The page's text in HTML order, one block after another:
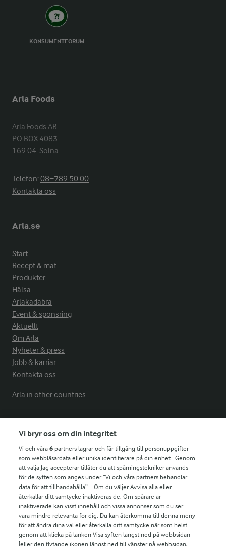
KONSUMENTFORUM
Arla Foods
Arla Foods AB
PO BOX 4083
169 04  Solna
Telefon:08−789 50 00
Kontakta oss
Arla.se
Start
Recept & mat
Produkter
Hälsa
Arlakadabra
Event & sponsring
Aktuellt
Om Arla
Nyheter & press
Jobb & karriär
Kontakta oss
Arla in other countries
Fler Arlasajter
För ägare
Arlas kundportal
Arla.com
Falbygdens Ost
Arla webbshop
Bildbank
Vi bryr oss om din integritet
Vi och våra6 partners lagrar och får tillgång till personuppgifter
som webbläsardata eller unika identifierare på din enhet . Genom
att välja Jag accepterar tillåter du att spårningstekniker används
för de syften som anges under ”Vi och våra partners behandlar
data för att tillhandahålla”. . Om du väljer Avvisa alla eller
återkallar ditt samtycke inaktiveras de. Om spårare är
inaktiverade kan visst innehåll och vissa annonser som du ser
vara mindre relevanta för dig. Du kan återkomma till denna meny
för att ändra dina val eller återkalla ditt samtycke när som helst
genom att klicka på länken Visa syften längst ned på webbsidan
[eller den flytande ikonen längst ned till vänster på webbsidan,